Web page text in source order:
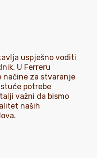
uspješno voditi
U Ferreru
načine za stvaranje
potrebe
važni da bismo
naših